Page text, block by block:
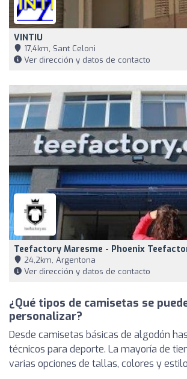
VINTIU
17,4km, Sant Celoni
Ver dirección y datos de contacto
Teefactory Maresme - Phoenix
24,2km, Argentona
Ver dirección y datos de contacto
¿Qué tipos de camisetas se
personalizar?
Desde camisetas básicas de algodón
técnicos para deporte. La mayoría de
varias opciones de tallas, colores y